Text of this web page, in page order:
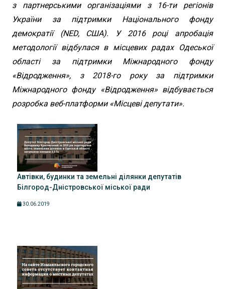
з партнерськими організаціями з 16-ти регіонів
України за підтримки Національного фонду
демократії (NED, США). У 2016 році апробація
методології відбулася в місцевих радах Одеської
області за підтримки Міжнародного фонду
«Відродження», з 2018-го року за підтримки
Міжнародного фонду «Відродження» відбувається
розробка веб-платформи «Місцеві депутати».
Автівки, будинки та земельні ділянки депутатів
Білгород-Дністровської міської ради
30.06.2019